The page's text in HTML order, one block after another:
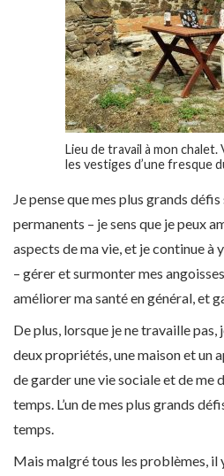
Lieu de travail à mon
les vestiges d’une fresque
Je pense que mes plus grands
permanents – je sens que je peux
aspects de ma vie, et je continue à
– gérer et surmonter mes
améliorer ma santé en général, et
De plus, lorsque je ne travaille
deux propriétés, une maison et un
de garder une vie sociale et de me
temps. L’un de mes plus grands
temps.
Mais malgré tous les problèmes, il